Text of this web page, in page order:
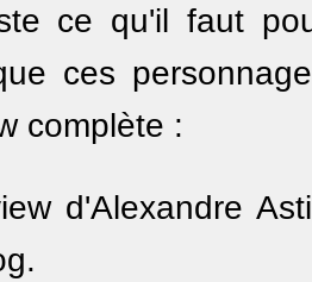
ce qu'il faut
ces
complète :
d'Alexandre